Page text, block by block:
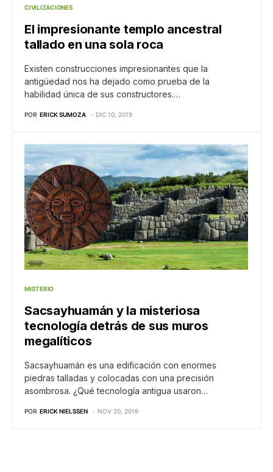
CIVILIZACIONES
El impresionante templo ancestral
tallado en una sola roca
Existen construcciones impresionantes que la
antigüedad nos ha dejado como prueba de la
habilidad única de sus constructores.…
POR ERICK SUMOZA DIC 10, 2019
MISTERIO
Sacsayhuamán y la misteriosa
tecnología detrás de sus muros
megalíticos
Sacsayhuamán es una edificación con enormes
piedras talladas y colocadas con una precisión
asombrosa. ¿Qué tecnología antigua usaron…
POR ERICK NIELSSEN NOV 20, 2019